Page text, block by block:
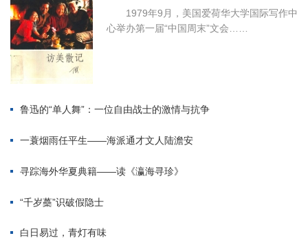
1979年9月，美国爱荷华大学国际写作中
心举办第一届“中国周末”文会……
鲁迅的“单人舞”：一位自由战士的激情与抗争
一蓑烟雨任平生——海派通才文人陆澹安
寻踪海外华夏典籍——读《瀛海寻珍》
“千岁蘽”识破假隐士
白日易过，青灯有味